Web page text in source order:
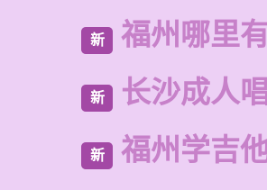
新 福州哪里
新 长沙成人
新 福州学吉